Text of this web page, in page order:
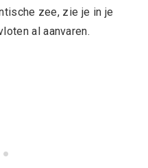
zee, zie je in je
al aanvaren.